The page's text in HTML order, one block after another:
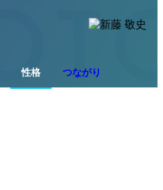
性格 つながり